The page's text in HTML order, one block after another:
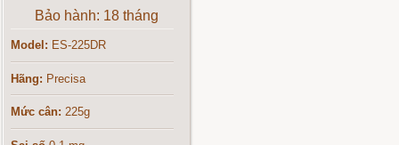
Bảo hành: 18 tháng
Model: ES-225DR
Hãng: Precisa
Mức cân: 225g